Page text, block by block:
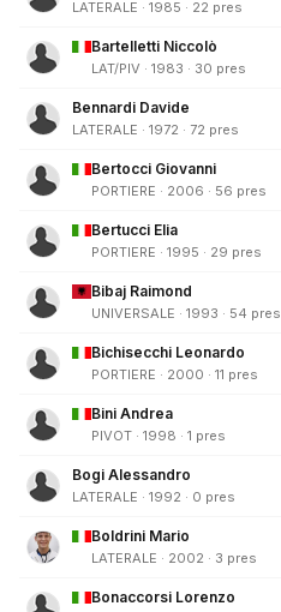
LATERALE · 1985 · 22 pres
Bartelletti Niccolò
LAT/PIV · 1983 · 30 pres
Bennardi Davide
LATERALE · 1972 · 72 pres
Bertocci Giovanni
PORTIERE · 2006 · 56 pres
Bertucci Elia
PORTIERE · 1995 · 29 pres
Bibaj Raimond
UNIVERSALE · 1993 · 54 pres
Bichisecchi Leonardo
PORTIERE · 2000 · 11 pres
Bini Andrea
PIVOT · 1998 · 1 pres
Bogi Alessandro
LATERALE · 1992 · 0 pres
Boldrini Mario
LATERALE · 2002 · 3 pres
Bonaccorsi Lorenzo